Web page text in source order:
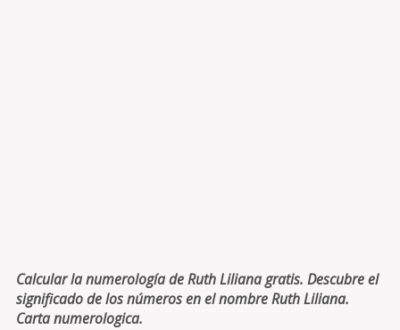
Calcular la numerología de Ruth Liliana gratis. Descubre el
significado de los números en el nombre Ruth Liliana.
Carta numerologica.